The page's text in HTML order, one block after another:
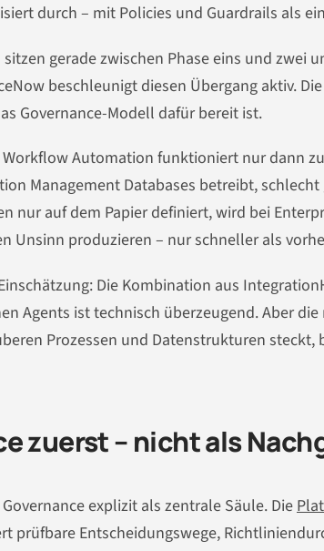
durch – mit Policies und Guardrails als
gerade zwischen Phase eins und zwei
beschleunigt diesen Übergang aktiv.
Governance-Modell dafür bereit ist.
Automation funktioniert nur dann
Management Databases betreibt,
nur auf dem Papier definiert, wird bei
Unsinn produzieren – nur schneller als
Die Kombination aus
Agents ist technisch überzeugend. Aber
Prozessen und Datenstrukturen
zuerst – nicht als
explizit als zentrale Säule. Die
prüfbare Entscheidungswege,